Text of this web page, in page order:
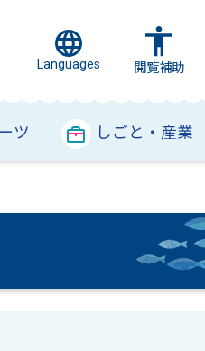
Languages 閲覧補助
ツ しごと・産業